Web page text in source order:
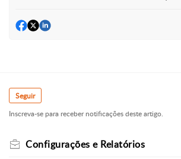
Seguir
Inscreva-se para receber notificações deste artigo.
Configurações e Relatórios